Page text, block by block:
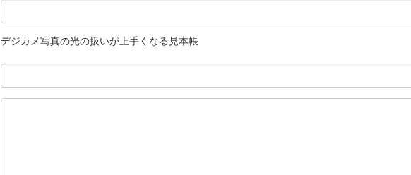
デジカメ写真の光の扱いが上手くなる見本帳